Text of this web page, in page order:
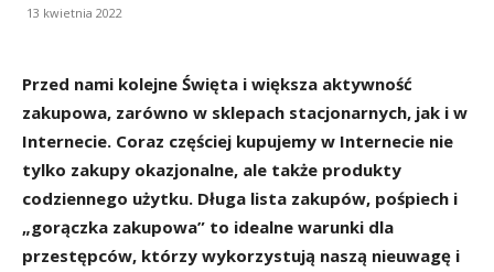
13 kwietnia 2022
Przed nami kolejne Święta i większa aktywność
zakupowa, zarówno w sklepach stacjonarnych, jak i w
Internecie. Coraz częściej kupujemy w Internecie nie
tylko zakupy okazjonalne, ale także produkty
codziennego użytku. Długa lista zakupów, pośpiech i
„gorączka zakupowa” to idealne warunki dla
przestępców, którzy wykorzystują naszą nieuwagę i